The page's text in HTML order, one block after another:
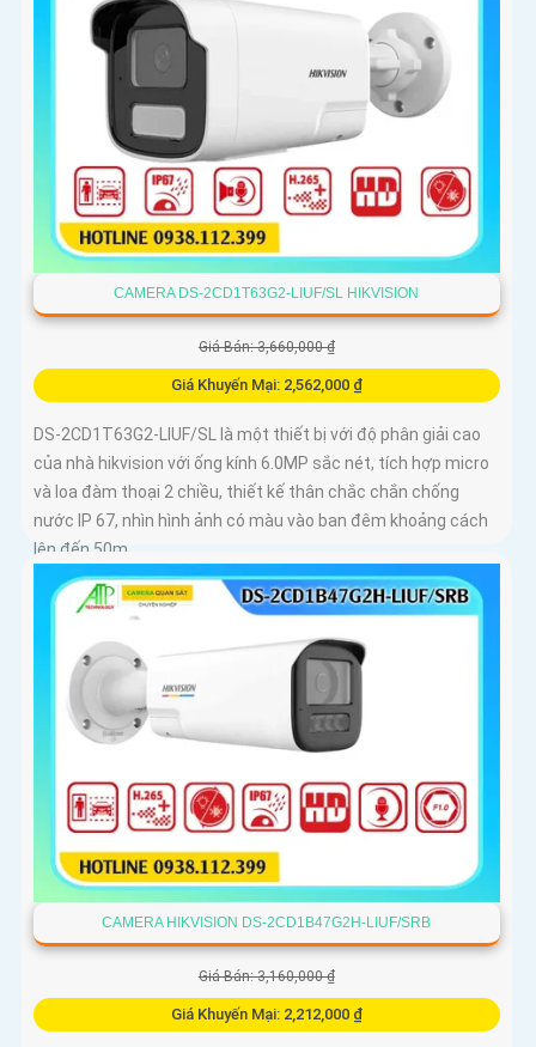
CAMERA DS-2CD1T63G2-LIUF/SL HIKVISION
Giá Bán: 3,660,000 ₫
Giá Khuyến Mại: 2,562,000 ₫
DS-2CD1T63G2-LIUF/SL là một thiết bị với độ phân giải cao
của nhà hikvision với ống kính 6.0MP sắc nét, tích hợp micro
và loa đàm thoại 2 chiều, thiết kế thân chắc chắn chống
nước IP 67, nhìn hình ảnh có màu vào ban đêm khoảng cách
lên đến 50m
CAMERA HIKVISION DS-2CD1B47G2H-LIUF/SRB
Giá Bán: 3,160,000 ₫
Giá Khuyến Mại: 2,212,000 ₫